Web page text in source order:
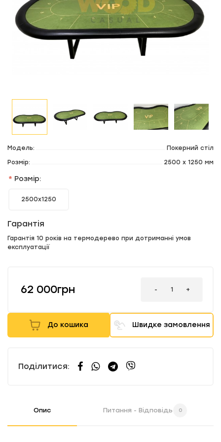
Модель: Покерний стіл
Розмір: 2500 x 1250 мм
Розмір:
2500x1250
Гарантія
Гарантія 10 років на термодерево при дотриманні умов
експлуатації
62 000грн - +
До кошика Швидке замовлення
Поділитися:
Опис Питання - Відповідь 0